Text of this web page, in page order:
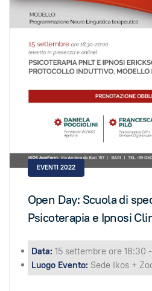
EVENTI 2022
Open Day: Scuola di
Psicoterapia e Ipnosi
Data: 15 settembre ore 18:30
Luogo Evento: Sede Ikos +